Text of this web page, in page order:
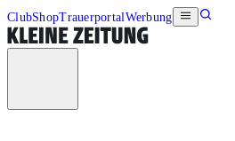
ClubShopTrauerportalWerbung